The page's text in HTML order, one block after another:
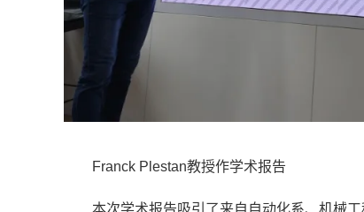
Franck Plestan教授作学术报告
本次学术报告吸引了来自自动化系、机械工